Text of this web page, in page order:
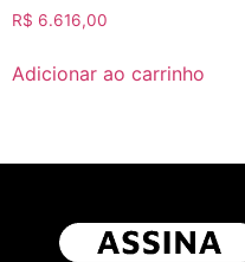
R$ 6.616,00
Adicionar ao carrinho